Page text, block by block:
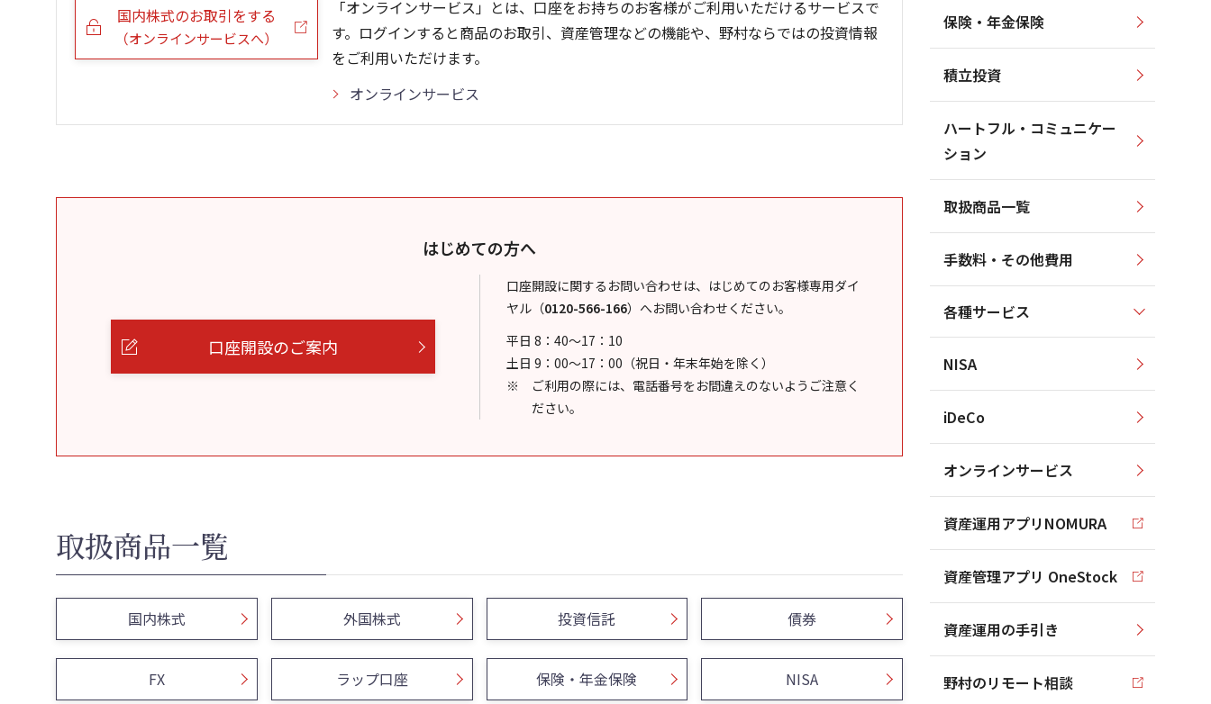
0
200
0
2
国内株式のお取引をする
（オンラインサービスへ）
「オンラインサービス」とは、口座をお持ちのお客様がご利用いただけるサービスで
す。ログインすると商品のお取引、資産管理などの機能や、野村ならではの投資情報
をご利用いただけます。
オンラインサービス
はじめての方へ
口座開設のご案内
口座開設に関するお問い合わせは、はじめてのお客様専用ダイ
ヤル （0120-566-166） へお問い合わせください。
平日 8：40～17：10
土日 9：00～17：00（祝日・年末年始を除く）
ご利用の際には、電話番号をお間違えのないようご注意く
ださい。
取扱商品一覧
国内株式 外国株式 投資信託 債券
FX ラップ口座 保険・年金保険 NISA
保険・年金保険
積立投資
ハートフル・コミュニケー
ション
取扱商品一覧
手数料・その他費用
各種サービス
NISA
iDeCo
オンラインサービス
資産運用アプリNOMURA
資産管理アプリ OneStock
資産運用の手引き
野村のリモート相談